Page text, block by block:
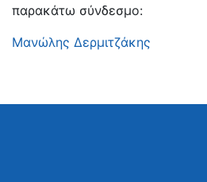
παρακάτω σύνδεσμο:
Μανώλης Δερμιτζάκης